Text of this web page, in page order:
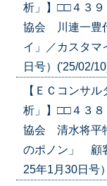
析」】□□４３
協会 川連一豊
イ」／カスタマ
日号）('25/02/
【ＥＣコンサ
析」】□□４３
協会 清水将平
のポノン」 顧
25年1月30日号